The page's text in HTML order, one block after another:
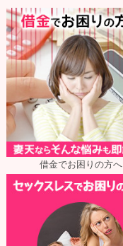
借金でお困りの方へ